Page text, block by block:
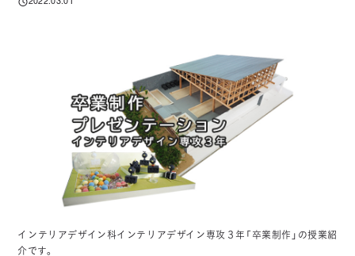
投稿日
2022.03.01
インテリアデザイン科インテリアデザイン専攻３年「卒業制作」の授業紹
介です。